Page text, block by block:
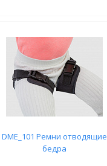
DME_101 Ремни отводящие
бедра